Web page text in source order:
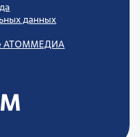
данных
АТОММЕДИА